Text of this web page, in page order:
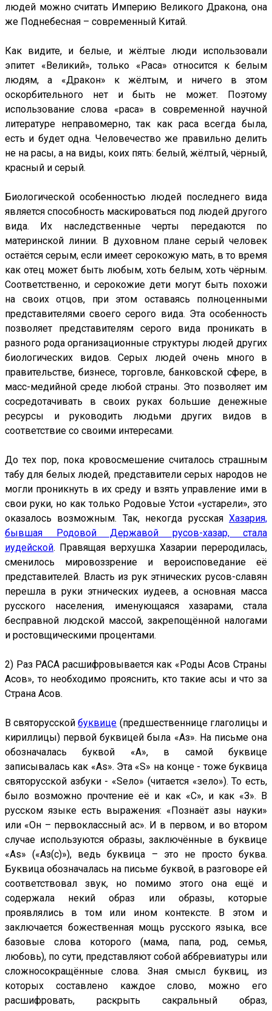
людей можно считать Империю Великого Дракона, она
же Поднебесная – современный Китай.
Как видите, и белые, и жёлтые люди использовали
эпитет «Великий», только «Раса» относится к белым
людям, а «Дракон» к жёлтым, и ничего в этом
оскорбительного нет и быть не может. Поэтому
использование слова «раса» в современной научной
литературе неправомерно, так как раса всегда была,
есть и будет одна. Человечество же правильно делить
не на расы, а на виды, коих пять: белый, жёлтый, чёрный,
красный и серый.
Биологической особенностью людей последнего вида
является способность маскироваться под людей другого
вида. Их наследственные черты передаются по
материнской линии. В духовном плане серый человек
остаётся серым, если имеет серокожую мать, в то время
как отец может быть любым, хоть белым, хоть чёрным.
Соответственно, и серокожие дети могут быть похожи
на своих отцов, при этом оставаясь полноценными
представителями своего серого вида. Эта особенность
позволяет представителям серого вида проникать в
разного рода организационные структуры людей других
биологических видов. Серых людей очень много в
правительстве, бизнесе, торговле, банковской сфере, в
масс-медийной среде любой страны. Это позволяет им
сосредотачивать в своих руках большие денежные
ресурсы и руководить людьми других видов в
соответствие со своими интересами.
До тех пор, пока кровосмешение считалось страшным
табу для белых людей, представители серых народов не
могли проникнуть в их среду и взять управление ими в
свои руки, но как только Родовые Устои «устарели», это
оказалось возможным. Так, некогда русская Хазария,
бывшая Родовой Державой русов-хазар, стала
иудейской. Правящая верхушка Хазарии переродилась,
сменилось мировоззрение и вероисповедание её
представителей. Власть из рук этнических русов-славян
перешла в руки этнических иудеев, а основная масса
русского населения, именующаяся хазарами, стала
бесправной людской массой, закрепощённой налогами
и ростовщическими процентами.
2) Раз РАСА расшифровывается как «Роды Асов Страны
Асов», то необходимо прояснить, кто такие асы и что за
Страна Асов.
В святорусскойбуквице (предшественнице глаголицы и
кириллицы) первой буквицей была «Аз». На письме она
обозначалась буквой «А», в самой буквице
записывалась как «Аs». Эта «S» на конце - тоже буквица
святорусской азбуки - «Sело» (читается «зело»). То есть,
было возможно прочтение её и как «С», и как «З». В
русском языке есть выражения: «Познаёт азы науки»
или «Он – первоклассный ас». И в первом, и во втором
случае используются образы, заключённые в буквице
«As» («Аз(с)»), ведь буквица – это не просто буква.
Буквица обозначалась на письме буквой, в разговоре ей
соответствовал звук, но помимо этого она ещё и
содержала некий образ или образы, которые
проявлялись в том или ином контексте. В этом и
заключается божественная мощь русского языка, все
базовые слова которого (мама, папа, род, семья,
любовь), по сути, представляют собой аббревиатуры или
сложносокращённые слова. Зная смысл буквиц, из
которых составлено каждое слово, можно его
расшифровать, раскрыть сакральный образ,